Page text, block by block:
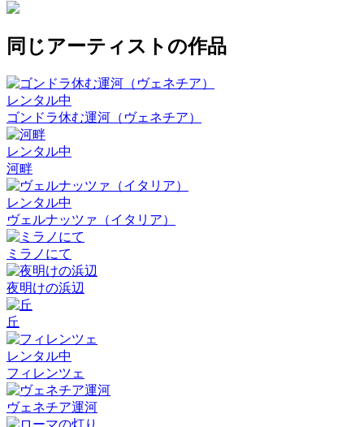
同じアーティストの作品
レンタル中
ゴンドラ休む運河（ヴェネチア）
レンタル中
河畔
レンタル中
ヴェルナッツァ（イタリア）
ミラノにて
夜明けの浜辺
丘
レンタル中
フィレンツェ
ヴェネチア運河